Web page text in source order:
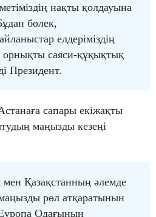
нақты қолдауына
бөлек,
елдеріміздің
саяси-құқықтық
Президент.
сапары екіжақты
маңызды кезеңі
Қазақстанның әлемде
рөл атқаратынын
Еуропа Одағының